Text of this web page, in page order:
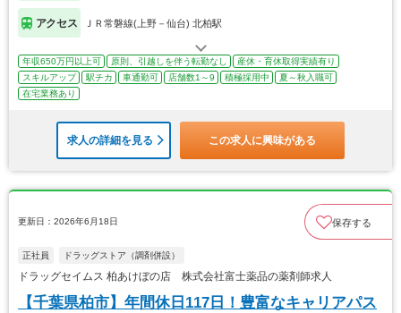
アクセス ＪＲ常磐線(上野－仙台) 北柏駅
年収650万円以上可 原則、引越しを伴う転勤なし
産休・育休取得実績有り
スキルアップ
駅チカ 車通勤可 店舗数1～9 積極採用中
夏～秋入職可
在宅業務あり
求人の詳細を見る この求人に興味がある
更新日：2026年6月18日 保存する
正社員 ドラッグストア（調剤併設）
ドラッグセイムス 柏あけぼの店 株式会社富士薬品の薬剤師求人
【千葉県柏市】年間休日117日！豊富なキャリアパス